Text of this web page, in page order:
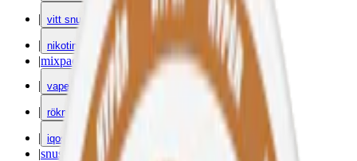
| vitt snus
| nikotinfritt
|mixpack
| vape
| rökning
| iqos
|snuskuriren